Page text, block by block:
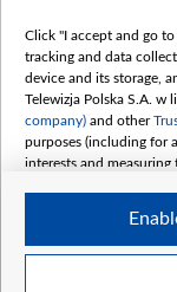
Click "I accept and go
tracking and data
device and its storage,
Telewizja Polska S.A. w
company) and other
purposes (including for
interests and
The purposes of
follows:
Use limited data